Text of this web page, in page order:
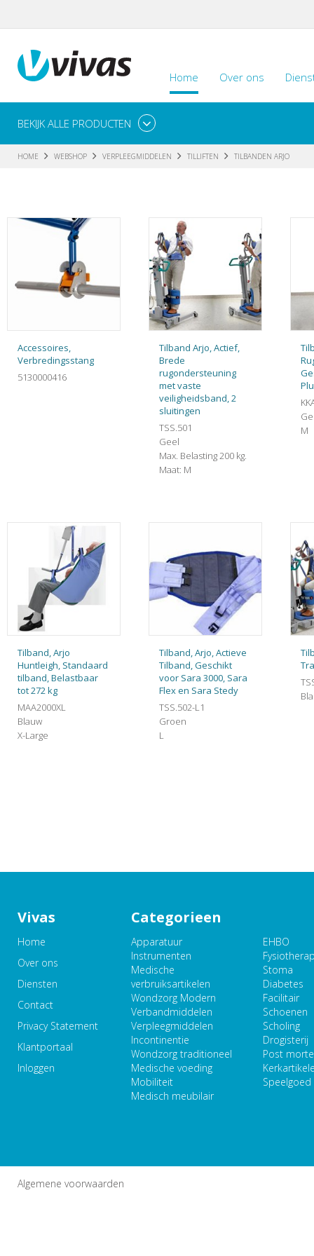
Home Over ons
BEKIJK ALLE PRODUCTEN
HOME WEBSHOP VERPLEEGMIDDELEN TILLIFTEN TILBANDEN ARJO
Accessoires,
Verbredingsstang
5130000416
Tilband Arjo, Actief,
Brede
rugondersteuning
met vaste
veiligheidsband, 2
sluitingen
TSS.501
Geel
Max. Belasting 200 kg.
Maat: M
M
Tilband, Arjo
Huntleigh, Standaard
tilband, Belastbaar
tot 272 kg
MAA2000XL
Blauw
X-Large
Tilband, Arjo, Actieve
Tilband, Geschikt
voor Sara 3000, Sara
Flex en Sara Stedy
TSS.502-L1
Groen
L
Vivas
Home
Over ons
Diensten
Contact
Privacy Statement
Klantportaal
Inloggen
Categorieen
Apparatuur
Instrumenten
Medische
verbruiksartikelen
Wondzorg Modern
Verbandmiddelen
Verpleegmiddelen
Incontinentie
Wondzorg traditioneel
Medische voeding
Mobiliteit
Medisch meubilair
EHBO
Stoma
Diabetes
Facilitair
Schoenen
Scholing
Drogisterij
Post
Speelgoed
Algemene voorwaarden